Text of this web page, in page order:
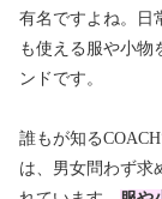
有名ですよね。日
も使える服や小物
ンドです。
誰もが知る
は、男女問わず求